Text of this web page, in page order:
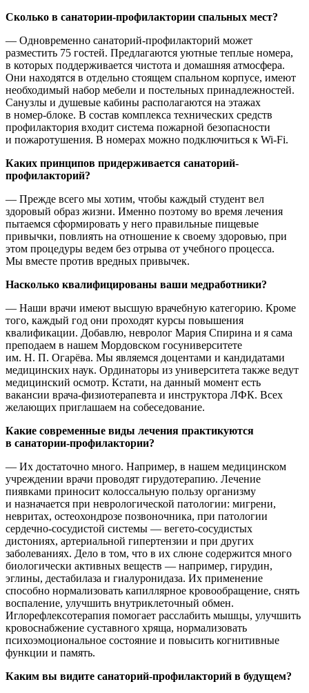
Сколько в санатории-профилактории спальных мест?
— Одновременно санаторий-профилакторий может
разместить 75 гостей. Предлагаются уютные теплые номера,
в которых поддерживается чистота и домашняя атмосфера.
Они находятся в отдельно стоящем спальном корпусе, имеют
необходимый набор мебели и постельных принадлежностей.
Санузлы и душевые кабины располагаются на этажах
в номер-блоке. В состав комплекса технических средств
профилактория входит система пожарной безопасности
и пожаротушения. В номерах можно подключиться к Wi-Fi.
Каких принципов придерживается санаторий-
профилакторий?
— Прежде всего мы хотим, чтобы каждый студент вел
здоровый образ жизни. Именно поэтому во время лечения
пытаемся сформировать у него правильные пищевые
привычки, повлиять на отношение к своему здоровью, при
этом процедуры ведем без отрыва от учебного процесса.
Мы вместе против вредных привычек.
Насколько квалифицированы ваши медработники?
— Наши врачи имеют высшую врачебную категорию. Кроме
того, каждый год они проходят курсы повышения
квалификации. Добавлю, невролог Мария Спирина и я сама
преподаем в нашем Мордовском госуниверситете
им. Н. П. Огарёва. Мы являемся доцентами и кандидатами
медицинских наук. Ординаторы из университета также ведут
медицинский осмотр. Кстати, на данный момент есть
вакансии врача-физиотерапевта и инструктора ЛФК. Всех
желающих приглашаем на собеседование.
Какие современные виды лечения практикуются
в санатории-профилактории?
— Их достаточно много. Например, в нашем медицинском
учреждении врачи проводят гирудотерапию. Лечение
пиявками приносит колоссальную пользу организму
и назначается при неврологической патологии: мигрени,
невритах, остеохондрозе позвоночника, при патологии
сердечно-сосудистой системы — вегето-сосудистых
дистониях, артериальной гипертензии и при других
заболеваниях. Дело в том, что в их слюне содержится много
биологически активных веществ — например, гирудин,
эглины, дестабилаза и гиалуронидаза. Их применение
способно нормализовать капиллярное кровообращение, снять
воспаление, улучшить внутриклеточный обмен.
Иглорефлексотерапия помогает расслабить мышцы, улучшить
кровоснабжение суставного хряща, нормализовать
психоэмоциональное состояние и повысить когнитивные
функции и память.
Каким вы видите санаторий-профилакторий в будущем?